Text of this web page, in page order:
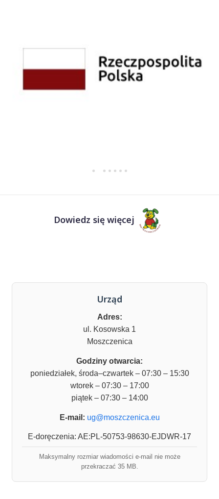
Dowiedz się więcej
Urząd
Adres:
ul. Kosowska 1
Moszczenica
Godziny otwarcia:
poniedziałek, środa–czwartek – 07:30 – 15:30
wtorek – 07:30 – 17:00
piątek – 07:30 – 14:00
E-mail: ug@moszczenica.eu
E-doręczenia: AE:PL-50753-98630-EJDWR-17
Maksymalny rozmiar wiadomości e-mail nie może
przekraczać 35 MB.